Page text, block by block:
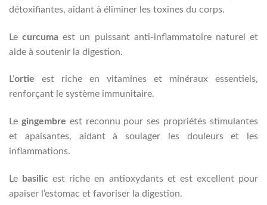
détoxifiantes, aidant à éliminer les toxines du corps.
Lecurcuma est un puissant anti-inflammatoire naturel et
aide à soutenir la digestion.
L’ortie est riche en vitamines et minéraux essentiels,
renforçant le système immunitaire.
Le gingembre est reconnu pour ses propriétés stimulantes
et apaisantes, aidant à soulager les douleurs et les
inflammations.
Le basilic est riche en antioxydants et est excellent pour
apaiser l’estomac et favoriser la digestion.